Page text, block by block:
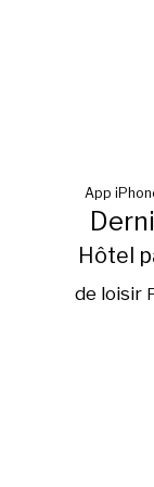
App
Hôtel
de loisir